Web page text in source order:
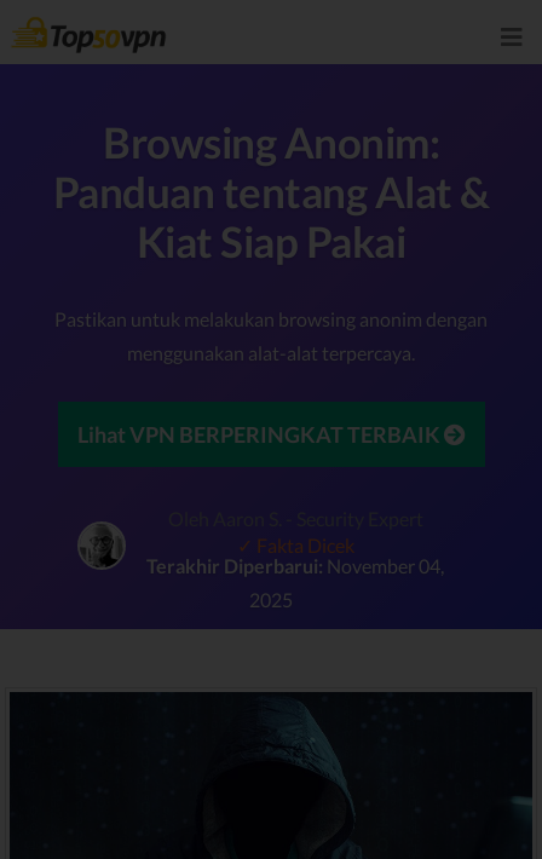
Browsing Anonim:
Panduan tentang Alat &
Kiat Siap Pakai
Pastikan untuk melakukan browsing anonim dengan
menggunakan alat-alat terpercaya.
Lihat VPN BERPERINGKAT TERBAIK
✓ Fakta Dicek
Terakhir Diperbarui: November 04,
2025